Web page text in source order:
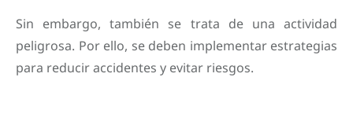
Sin embargo, también se trata de una actividad
peligrosa. Por ello, se deben implementar estrategias
para reducir accidentes y evitar riesgos.